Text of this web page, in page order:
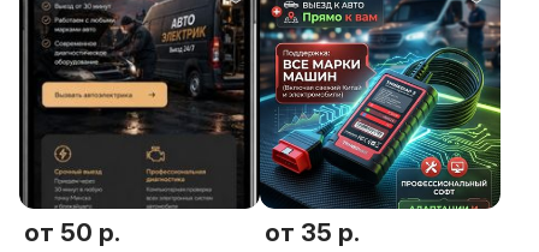
от 50 р. от 35 р.